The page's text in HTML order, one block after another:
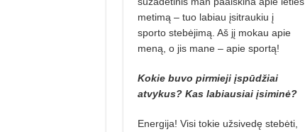
metimą – tuo labiau įsitraukiu į
sporto stebėjimą. Aš jį mokau apie
meną, o jis mane – apie sportą!
Kokie buvo pirmieji įspūdžiai
atvykus? Kas labiausiai įsiminė?
Energija! Visi tokie užsivedę stebėti,